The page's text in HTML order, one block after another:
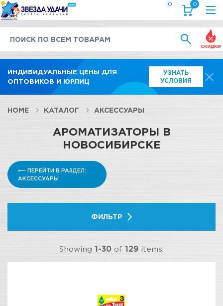
ИНДИВИДУАЛЬНЫЕ ЦЕНЫ ДЛЯ
ОПТОВИКОВ И ЮРЛИЦ
УЗНАТЬ
УСЛОВИЯ
0 0
HOME КАТАЛОГ АКСЕССУАРЫ
АРОМАТИЗАТОРЫ В
НОВОСИБИРСКЕ
⟵ ПЕРЕЙТИ В РАЗДЕЛ:
АКСЕССУАРЫ
ФИЛЬТР
Showing 1-30 of 129 items.